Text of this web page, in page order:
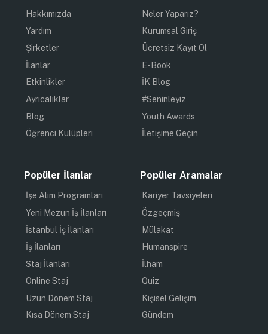
Hakkımızda
Yardım
Şirketler
İlanlar
Etkinlikler
Ayrıcalıklar
Blog
Öğrenci Kulüpleri
Neler Yaparız?
Kurumsal Giriş
Ücretsiz Kayıt Ol
E-Book
İK Blog
#Seninleyiz
Youth Awards
İletişime Geçin
Popüler İlanlar
İşe Alım Programları
Yeni Mezun İş İlanları
İstanbul İş İlanları
İş İlanları
Staj İlanları
Online Staj
Uzun Dönem Staj
Kısa Dönem Staj
Popüler Aramalar
Kariyer Tavsiyeleri
Özgeçmiş
Mülakat
Humanspire
İlham
Quiz
Kişisel Gelişim
Gündem